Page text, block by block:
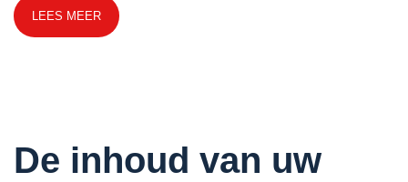
LEES MEER
De inhoud van uw